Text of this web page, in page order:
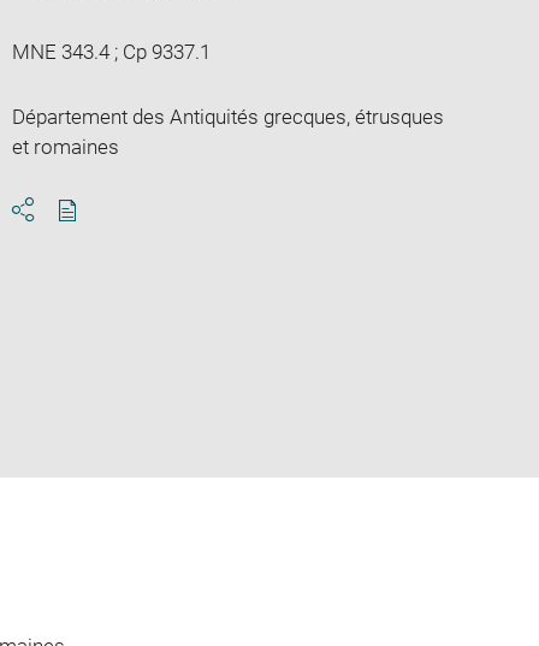
MNE 343.4 ; Cp 9337.1
Département des Antiquités grecques, étrusques
et romaines